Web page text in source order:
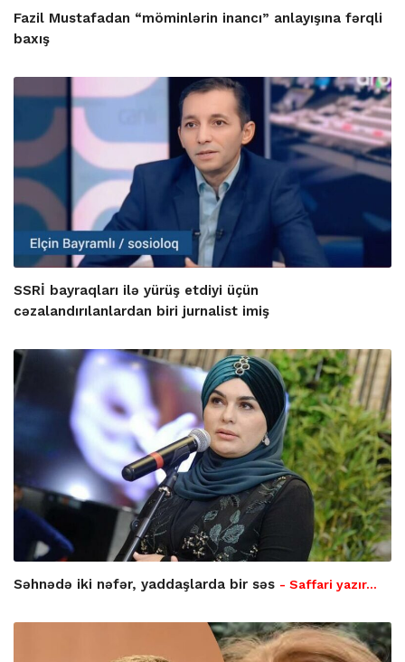
Fazil Mustafadan “möminlərin inancı” anlayışına fərqli
baxış
SSRİ bayraqları ilə yürüş etdiyi üçün
cəzalandırılanlardan biri jurnalist imiş
Səhnədə iki nəfər, yaddaşlarda bir səs - Saffari yazır…